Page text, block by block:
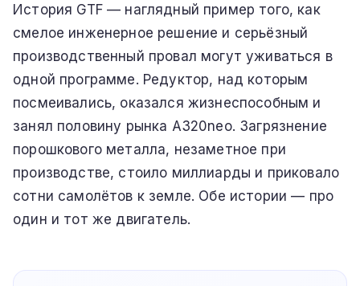
История GTF — наглядный пример того, как
смелое инженерное решение и серьёзный
производственный провал могут уживаться в
одной программе. Редуктор, над которым
посмеивались, оказался жизнеспособным и
занял половину рынка A320neo. Загрязнение
порошкового металла, незаметное при
производстве, стоило миллиарды и приковало
сотни самолётов к земле. Обе истории — про
один и тот же двигатель.